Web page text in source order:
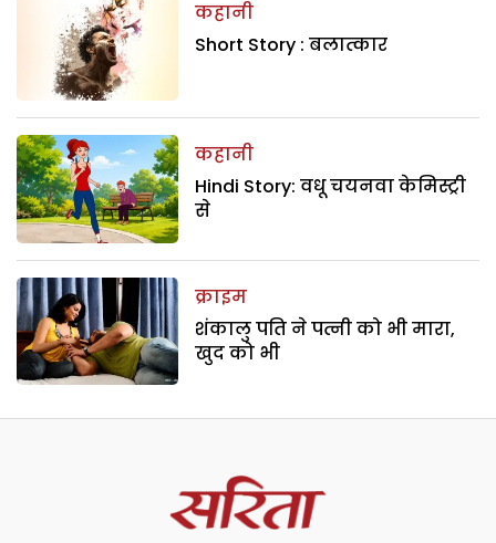
कहानी
Short Story : बलात्कार
कहानी
Hindi Story: वधू चयनवा केमिस्ट्री
से
क्राइम
शंकालु पति ने पत्नी को भी मारा,
खुद को भी